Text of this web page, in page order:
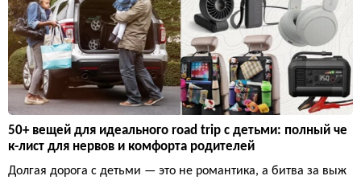
50+ вещей для идеального road trip с детьми: полный че
к-лист для нервов и комфорта родителей
Долгая дорога с детьми — это не романтика, а битва за выж